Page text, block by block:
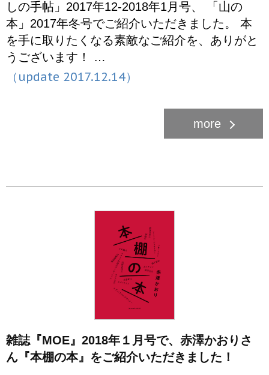
しの手帖」2017年12-2018年1月号、 「山の
本」2017年冬号でご紹介いただきました。 本
を手に取りたくなる素敵なご紹介を、ありがと
うございます！ …
（update 2017.12.14）
雑誌『MOE』2018年１月号で、赤澤かおりさ
ん『本棚の本』をご紹介いただきました！